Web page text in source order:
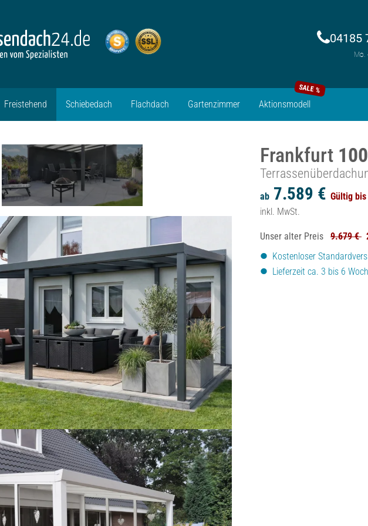
04185
Mo.
Freistehend Schiebedach Flachdach Gartenzimmer
SALE %
Aktionsmodell
Frankfurt
ab 7.589 € Gültig
inkl. MwSt.
Unser alter Preis 9.679 €
Kostenloser
Lieferzeit ca. 3 bis 6